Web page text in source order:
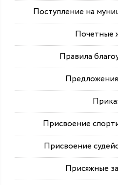
Поступление на
Почетные
Правила
Присвоение
Присвоение
Присяжные